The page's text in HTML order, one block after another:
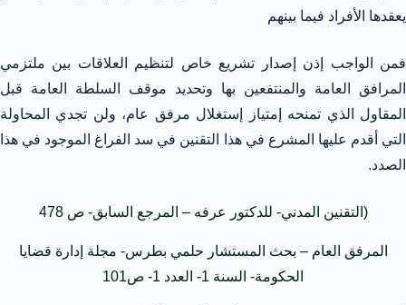
يعقدها الأفراد فيما بينهم
فمن الواجب إذن إصدار تشريع خاص لتنظيم العلاقات بين ملتزمي
المرافق العامة والمنتفعين بها وتحديد موقف السلطة العامة قبل
المقاول الذي تمنحه إمتياز إستغلال مرفق عام، ولن تجدي المحاولة
التي أقدم عليها المشرع في هذا التقنين في سد الفراغ الموجود في هذا
الصدد.
(التقنين المدني- للدكتور عرفه – المرجع السابق- ص 478
المرفق العام – بحث المستشار حلمي بطرس- مجلة إدارة قضايا
الحكومة- السنة 1- العدد 1- ص101